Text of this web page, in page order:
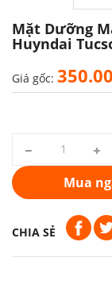
Mặt Dưỡng
Huyndai
Giá gốc:
Mua
CHIA SẺ